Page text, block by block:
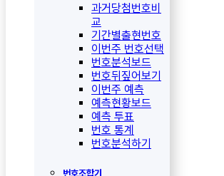
과거당첨번호비
교
기간별출현번호
이번주 번호선택
번호분석보드
번호뒤짚어보기
이번주 예측
예측현황보드
예측 투표
번호 통계
번호분석하기
번호조합기